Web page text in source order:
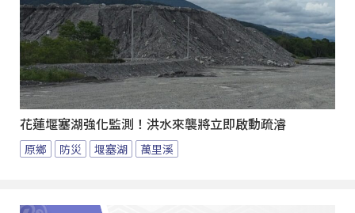
花蓮堰塞湖強化監測！洪水來襲將立即啟動疏濬
原鄉 防災 堰塞湖 萬里溪